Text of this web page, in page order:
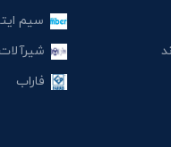
سیم
فاراب